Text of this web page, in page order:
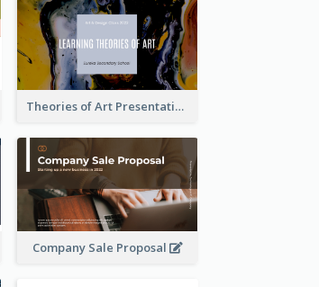
Theories of Art Presentation
Company Sale Proposal